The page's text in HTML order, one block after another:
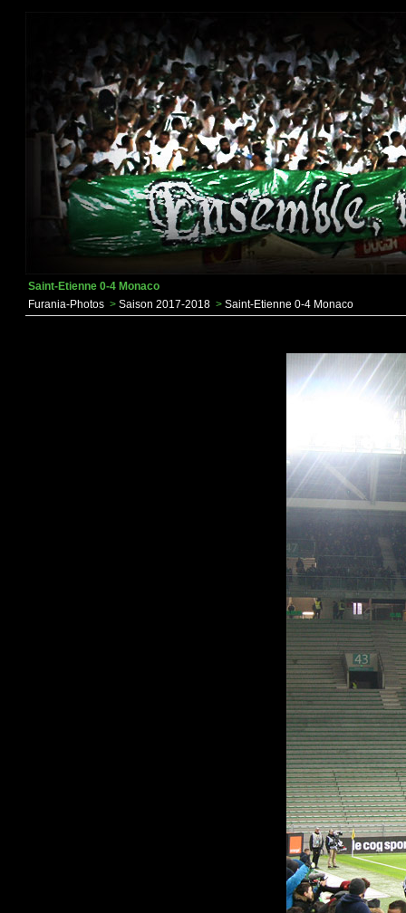
Saint-Etienne 0-4 Monaco
Furania-Photos > Saison 2017-2018 > Saint-Etienne 0-4 Monaco